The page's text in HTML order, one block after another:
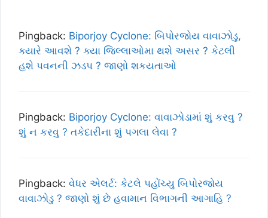
Pingback: Biporjoy Cyclone: બિપોરજોય વાવાઝોડુ,
ક્યારે આવશે ? ક્યા જિલ્લાઓમા થશે અસર ? કેટલી
હશે પવનની ઝડપ ? જાણો શકયતાઓ
Pingback: Biporjoy Cyclone: વાવાઝોડામાં શું કરવુ ?
શું ન કરવુ ? તકેદારીના શું પગલા લેવા ?
Pingback: વેધર એલર્ટ: કેટલે પહોંચ્યુ બિપોરજોય
વાવાઝોડુ ? જાણો શું છે હવામાન વિભાગની આગાહિ ?